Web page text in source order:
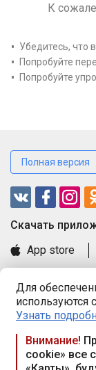
Для
используются
Узнать
Внимание!
cookie» все
К
Убедитесь, что
Попробуйте
Попробуйте
Полная версия
Cкачать
App store
Книга замечаний
Правила и
Praca.by ©
Республика
117а, пом. № 9.